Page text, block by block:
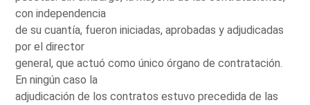
con independencia
de su cuantía, fueron iniciadas, aprobadas y adjudicadas
por el director
general, que actuó como único órgano de contratación.
En ningún caso la
adjudicación de los contratos estuvo precedida de las